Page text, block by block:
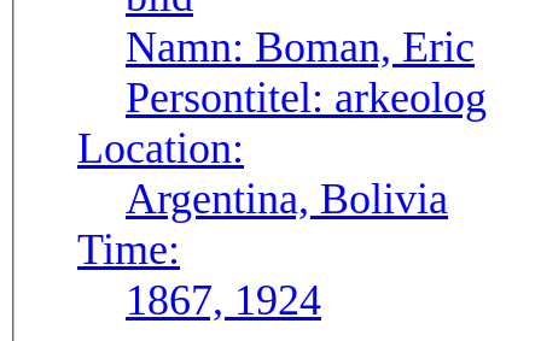
Namn: Boman, Eric
Persontitel: arkeolog
Location:
Argentina, Bolivia
Time:
1867, 1924